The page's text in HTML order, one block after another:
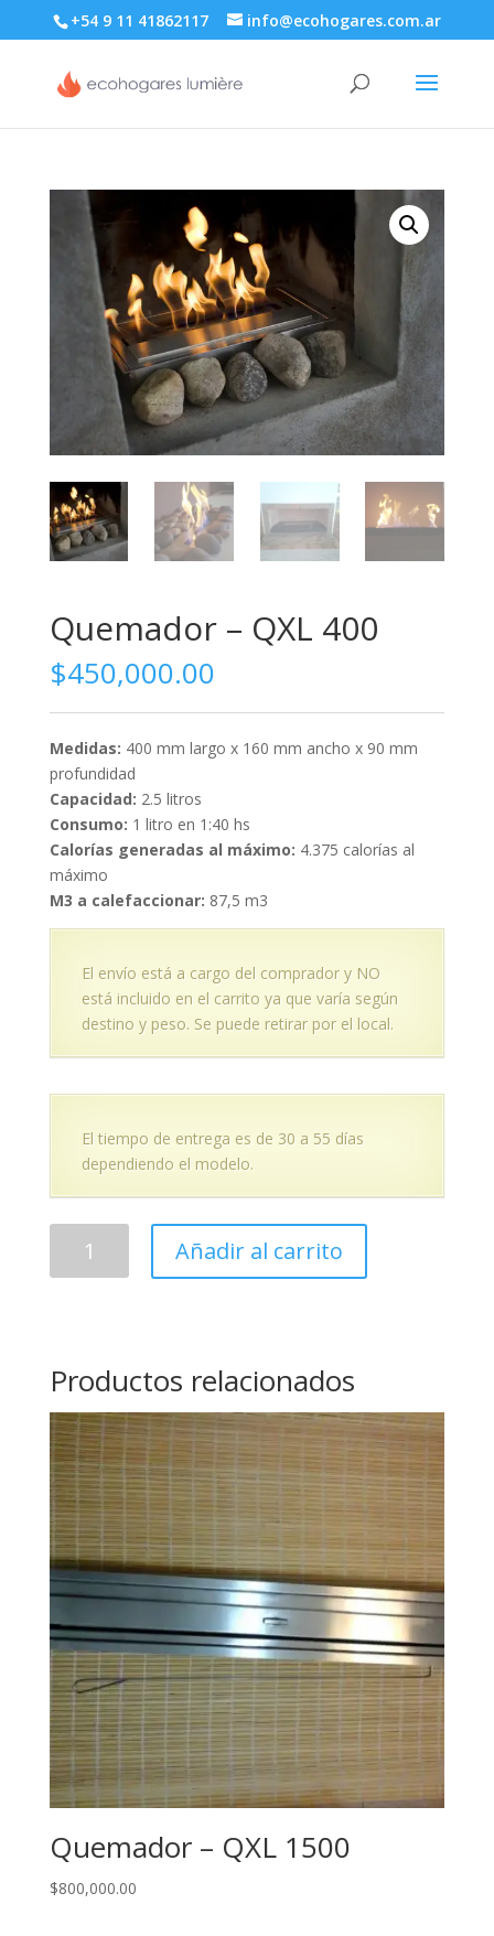
+54 9 11 41862117 info@ecohogares.com.ar
Quemador – QXL 400
$450,000.00
Medidas: 400 mm largo x 160 mm ancho x 90 mm
profundidad
Capacidad: 2.5 litros
Consumo: 1 litro en 1:40 hs
Calorías generadas al máximo: 4.375 calorías al
máximo
M3 a calefaccionar: 87,5 m3
El envío está a cargo del comprador y NO
está incluido en el carrito ya que varía según
destino y peso. Se puede retirar por el local.
El tiempo de entrega es de 30 a 55 días
dependiendo el modelo.
Añadir al carrito
Productos relacionados
Quemador – QXL 1500
$800,000.00